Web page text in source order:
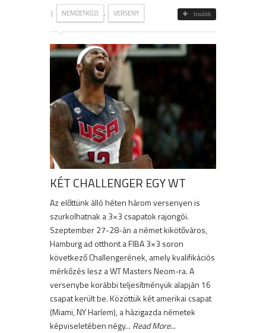
| NEMZETKÖZI , VERSENY tovább
KÉT CHALLENGER EGY WT
Az előttünk álló héten három versenyen is
szurkolhatnak a 3×3 csapatok rajongói.
Szeptember 27-28-án a német kikötőváros,
Hamburg ad otthont a FIBA 3×3 soron
következő Challengerének, amely kvalifikációs
mérkőzés lesz a WT Masters Neom-ra. A
versenybe korábbi teljesítményük alapján 16
csapat került be. Közöttük két amerikai csapat
(Miami, NY Harlem), a házigazda németek
képviseletében négy... Read More...